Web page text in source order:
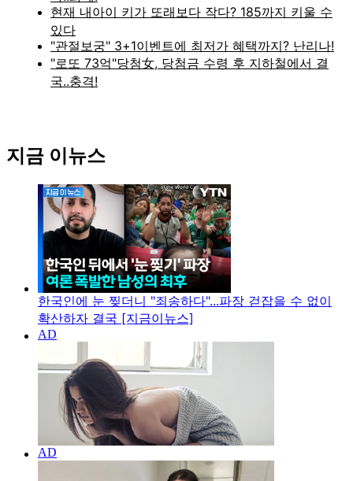
지금 이뉴스
한국인에 눈 찢더니 "죄송하다"...파장 걷잡을 수 없이
확산하자 결국 [지금이뉴스]